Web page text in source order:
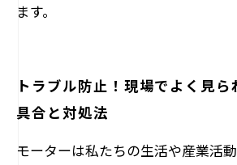
ます。
トラブル防止！現場でよく見
具合と対処法
モーターは私たちの生活や産業活